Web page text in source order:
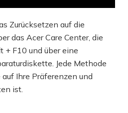
Zurücksetzen auf die
das Acer Care Center, die
F10 und über eine
Jede Methode
Ihre Präferenzen und
ist.